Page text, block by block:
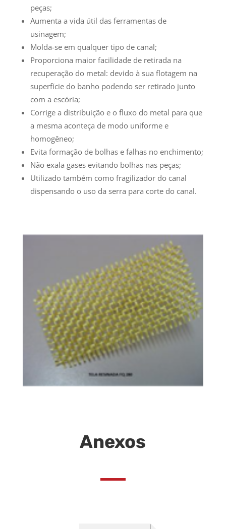
peças;
Aumenta a vida útil das ferramentas de
usinagem;
Molda-se em qualquer tipo de canal;
Proporciona maior facilidade de retirada na
recuperação do metal: devido à sua flotagem na
superfície do banho podendo ser retirado junto
com a escória;
Corrige a distribuição e o fluxo do metal para que
a mesma aconteça de modo uniforme e
homogêneo;
Evita formação de bolhas e falhas no enchimento;
Não exala gases evitando bolhas nas peças;
Utilizado também como fragilizador do canal
dispensando o uso da serra para corte do canal.
Anexos